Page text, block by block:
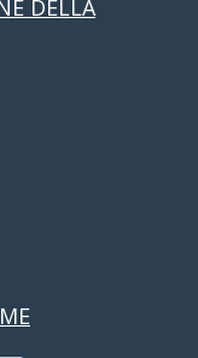
DELLA